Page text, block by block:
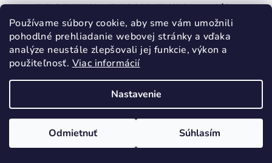
Používame súbory cookie, aby sme vám umožnili
pohodlné prehliadanie webovej stránky a vďaka
analýze neustále zlepšovali jej funkcie, výkon a
použiteľnosť. Viac informácií
Nastavenie
Odmietnuť Súhlasím
PROTETIKA PADY DENIM sandále
BAREFOOT
26,30 €
43,90 €
(–40 %)